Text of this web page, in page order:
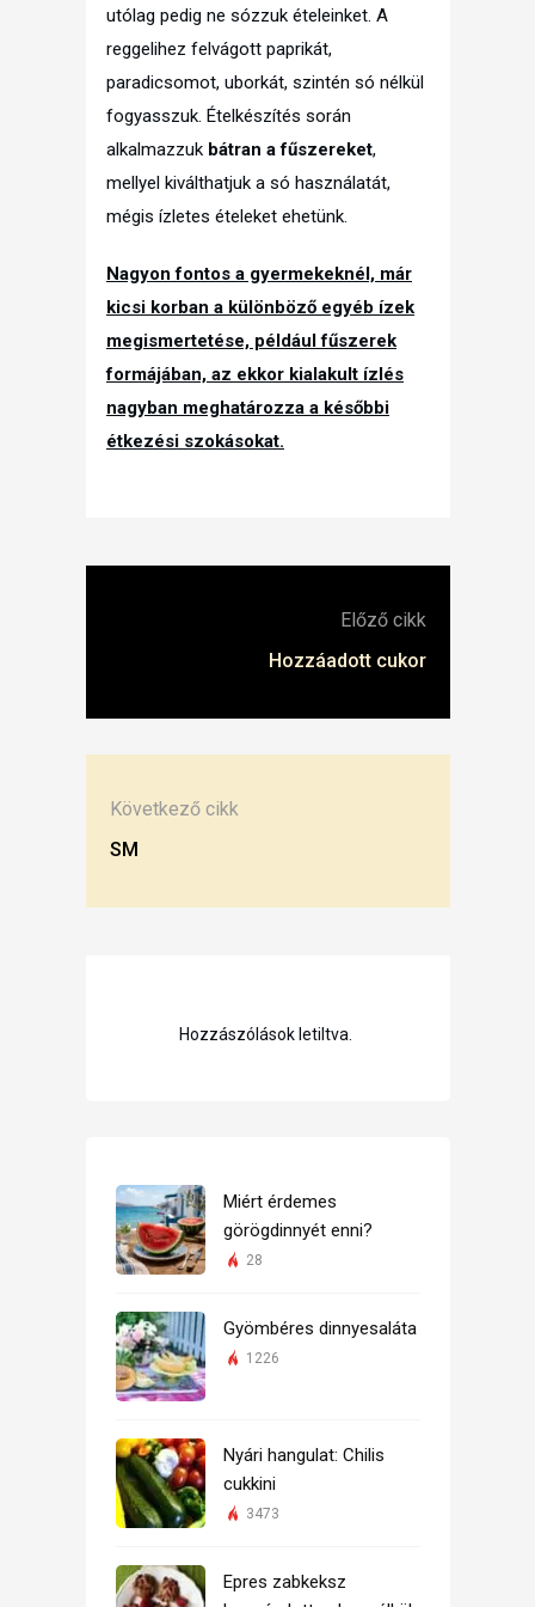
utólag pedig ne sózzuk ételeinket. A
reggelihez felvágott paprikát,
paradicsomot, uborkát, szintén só nélkül
fogyasszuk. Ételkészítés során
alkalmazzuk bátran a fűszereket,
mellyel kiválthatjuk a só használatát,
mégis ízletes ételeket ehetünk.
Nagyon fontos a gyermekeknél, már
kicsi korban a különböző egyéb ízek
megismertetése, például fűszerek
formájában, az ekkor kialakult ízlés
nagyban meghatározza a későbbi
étkezési szokásokat.
Előző cikk
Hozzáadott cukor
Következő cikk
SM
Hozzászólások letiltva.
Miért érdemes
görögdinnyét enni?
28
Gyömbéres dinnyesaláta
1226
Nyári hangulat: Chilis
cukkini
3473
Epres zabkeksz